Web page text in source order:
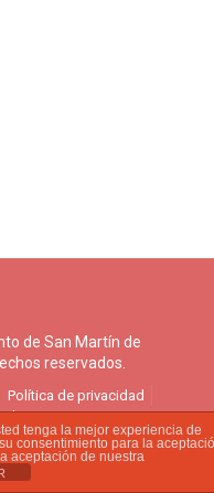
de San Martín de
reservados.
Política de privacidad
tenga la mejor experiencia de
consentimiento para la
aceptación de nuestra